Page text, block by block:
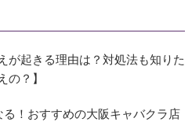
が起きる理由は？対処法も知りた
の？】
！おすすめの大阪キャバクラ店